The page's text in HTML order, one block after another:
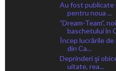
Au fost publicate
pentru noua ...
”Dream-Team”,
baschetului în
Încep lucrările de
din Ca...
Deprinderi şi
uitate, rea...